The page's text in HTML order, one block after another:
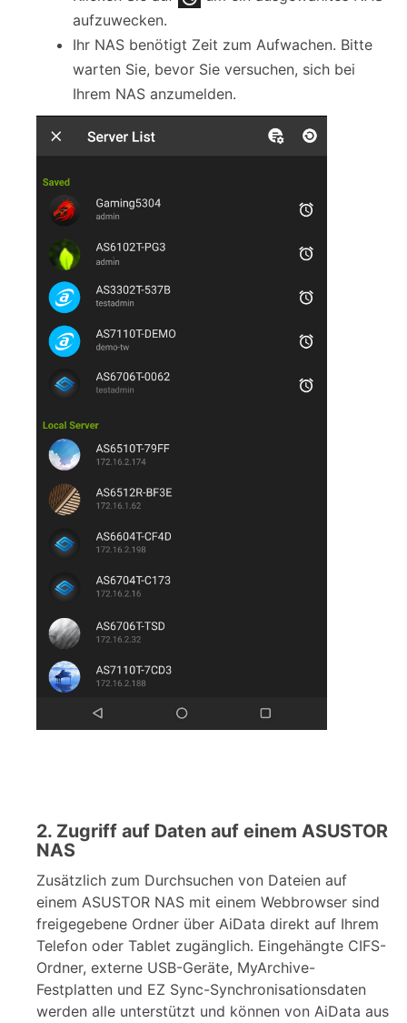
aufzuwecken.
Ihr NAS benötigt Zeit zum Aufwachen. Bitte
warten Sie, bevor Sie versuchen, sich bei
Ihrem NAS anzumelden.
2. Zugriff auf Daten auf einem ASUSTOR
NAS
Zusätzlich zum Durchsuchen von Dateien auf
einem ASUSTOR NAS mit einem Webbrowser sind
freigegebene Ordner über AiData direkt auf Ihrem
Telefon oder Tablet zugänglich. Eingehängte CIFS-
Ordner, externe USB-Geräte, MyArchive-
Festplatten und EZ Sync-Synchronisationsdaten
werden alle unterstützt und können von AiData aus